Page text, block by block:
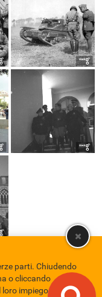
Privacy policy
parti. Chiudendo
o cliccando
impiego in